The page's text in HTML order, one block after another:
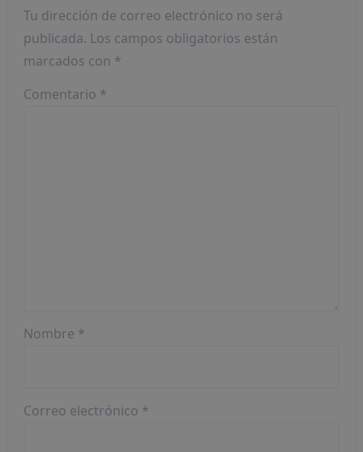
Tu dirección de correo electrónico no será
publicada. Los campos obligatorios están
marcados con *
Comentario *
Nombre *
Correo electrónico *